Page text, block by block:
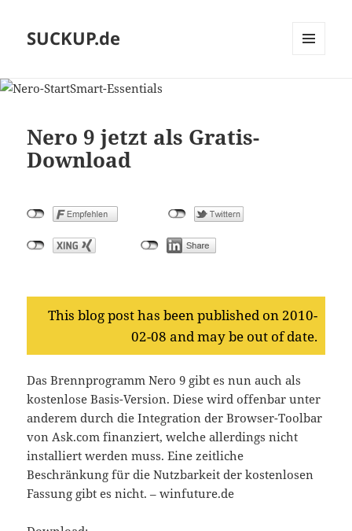
SUCKUP.de
Nero 9 jetzt als Gratis-
Download
This blog post has been published on 2010-
02-08 and may be out of date.
Das Brennprogramm Nero 9 gibt es nun auch als
kostenlose Basis-Version. Diese wird offenbar unter
anderem durch die Integration der Browser-Toolbar
von Ask.com finanziert, welche allerdings nicht
installiert werden muss. Eine zeitliche
Beschränkung für die Nutzbarkeit der kostenlosen
Fassung gibt es nicht. – winfuture.de